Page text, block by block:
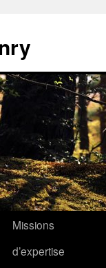
Missions
d’expertise